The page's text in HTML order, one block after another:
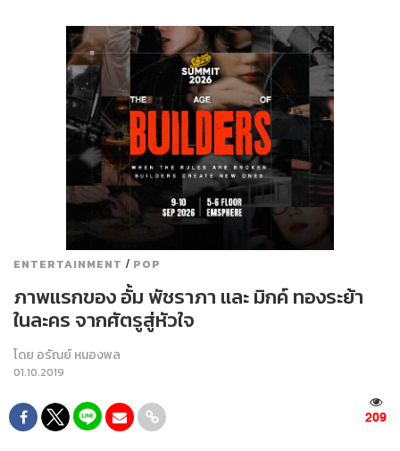
ENTERTAINMENT / POP
ภาพแรกของ อั้ม พัชราภา และ มิกค์ ทองระย้า
ในละคร จากศัตรูสู่หัวใจ
โดย อรัณย์ หนองพล
01.10.2019
209